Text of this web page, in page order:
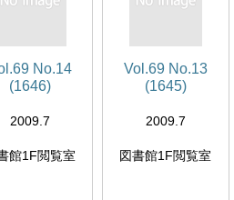
No.14
(1646)
2009.7
館1F閲覧室
Vol.69 No.13
(1645)
2009.7
図書館1F閲覧室